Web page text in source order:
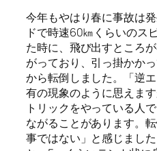
今年もやはり春に事故は
ドで時速60㎞くらいのス
た時に、飛び出すところ
がっており、引っ掛かか
から転倒しました。「逆
有の現象のように思えま
トリックをやっている人
ながることがあります。
事ではない」と感じまし